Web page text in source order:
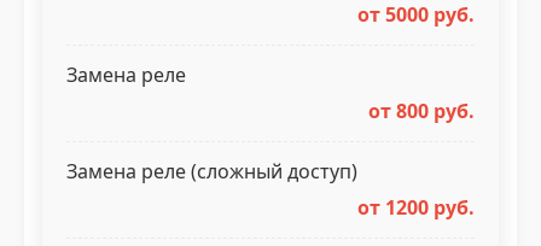
от 5000 руб.
Замена реле
от 800 руб.
Замена реле (сложный доступ)
от 1200 руб.